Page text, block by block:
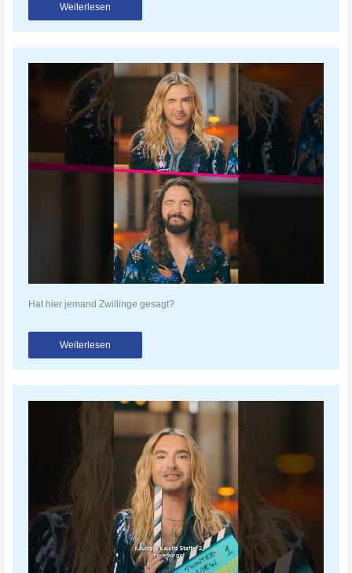
Weiterlesen
Hat hier jemand Zwillinge gesagt?
Weiterlesen